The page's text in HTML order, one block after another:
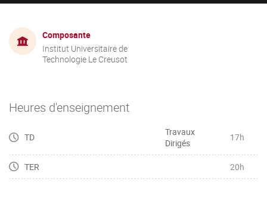
Composante
Institut Universitaire de
Technologie Le Creusot
Heures d'enseignement
TD
Travaux
Dirigés
17h
TER 20h